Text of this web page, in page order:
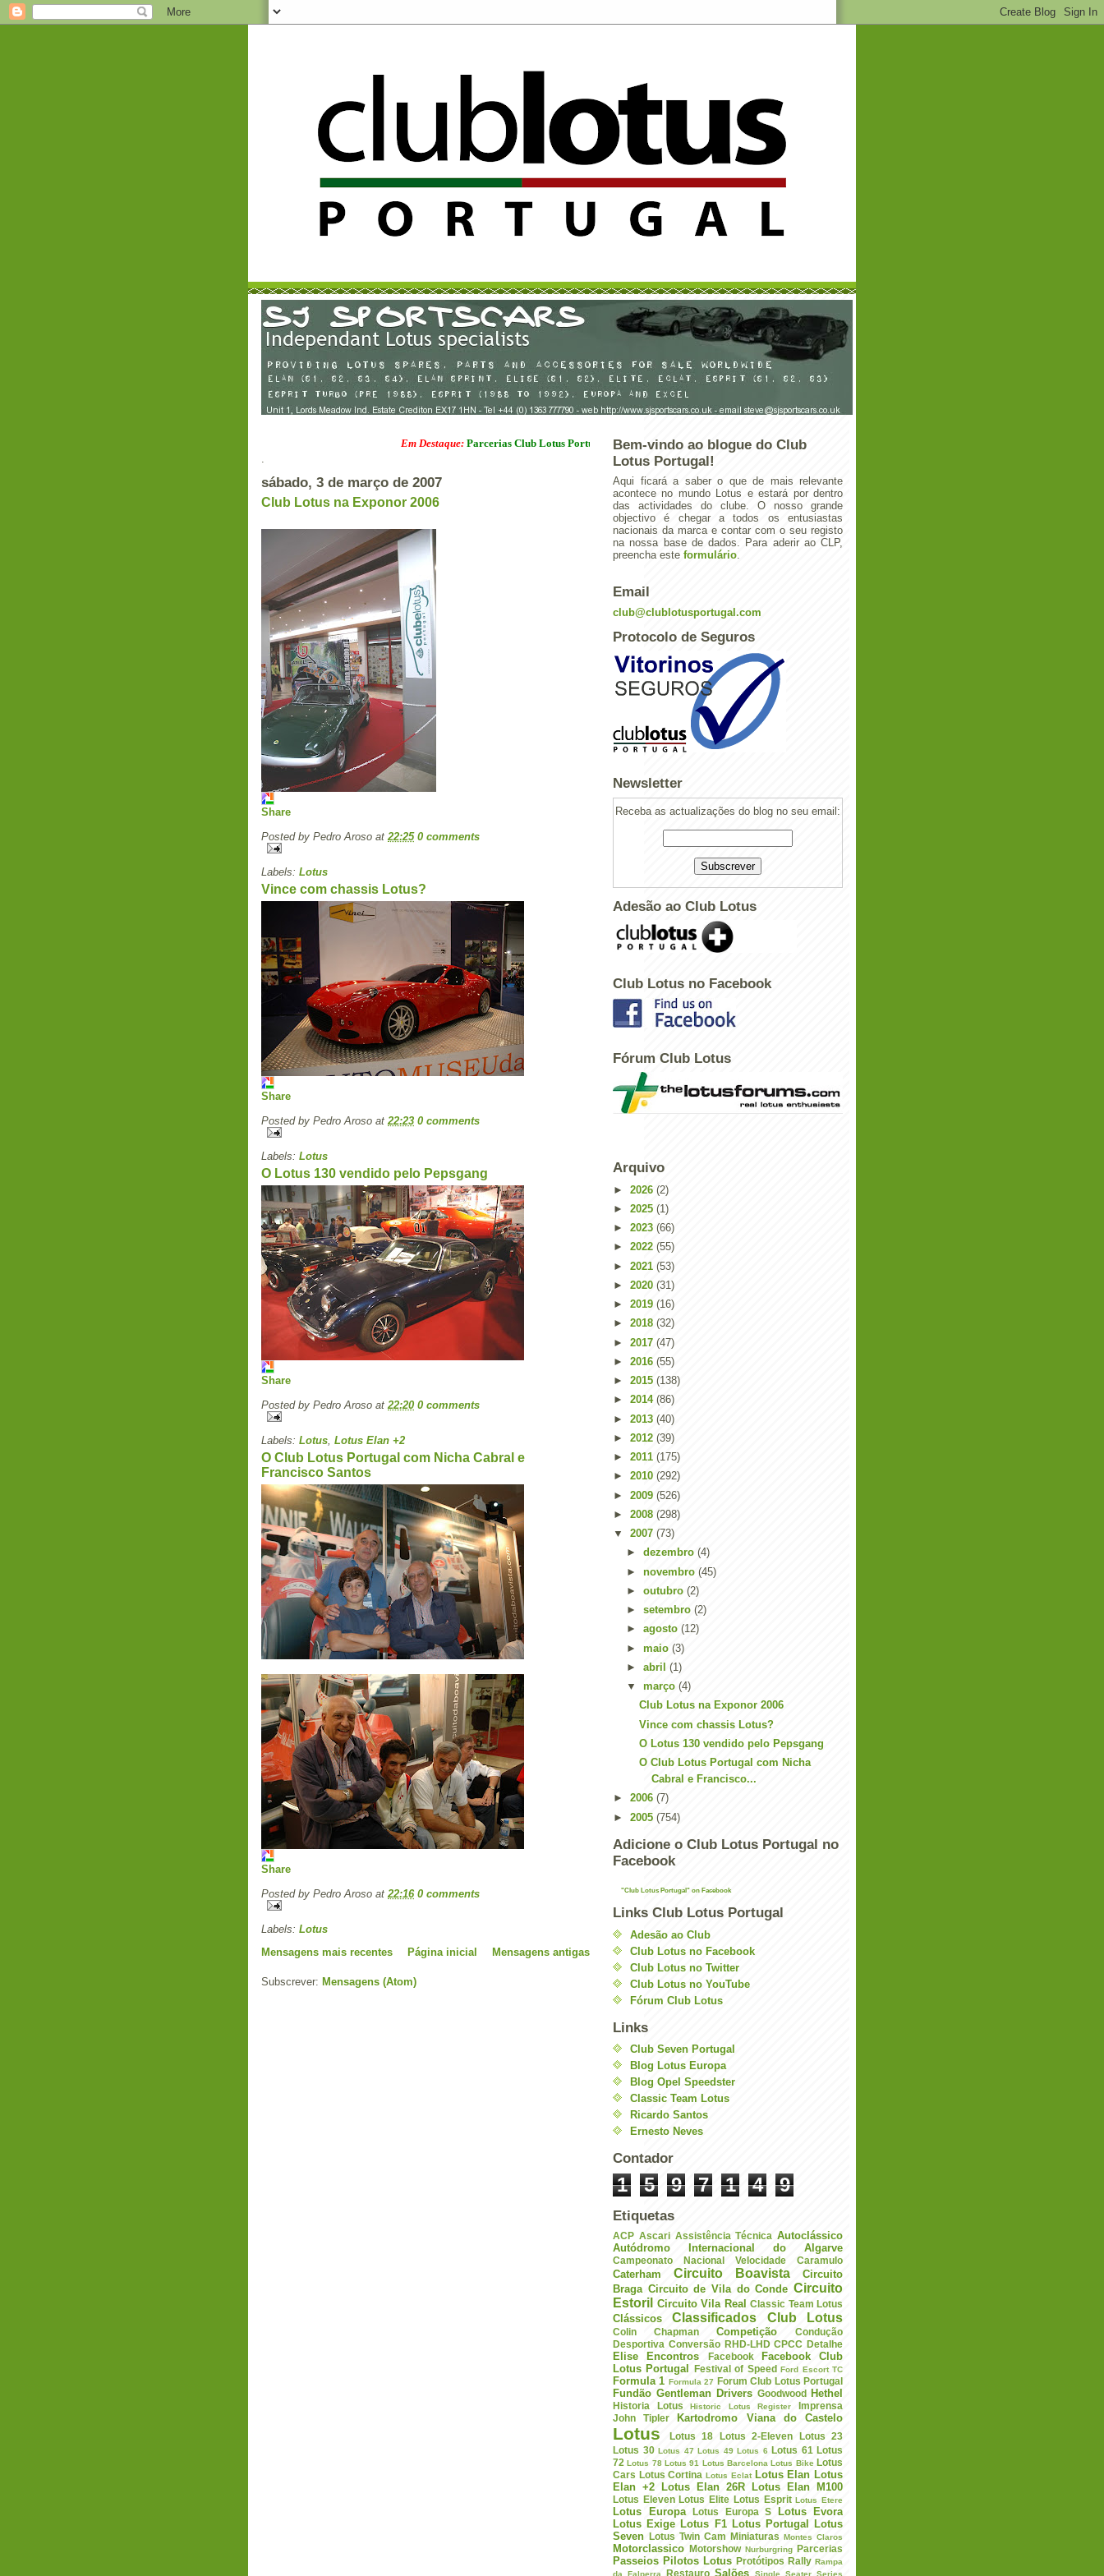
Em Destaque:Parcerias Club Lotus Portugal
sábado, 3 de março de 2007
Club Lotus na Exponor 2006
Share
Posted by Pedro Aroso at 22:25 0 comments
Labels: Lotus
Vince com chassis Lotus?
Share
Posted by Pedro Aroso at 22:23 0 comments
Labels: Lotus
O Lotus 130 vendido pelo Pepsgang
Share
Posted by Pedro Aroso at 22:20 0 comments
Labels: Lotus Lotus Elan +2
O Club Lotus Portugal com Nicha Cabral e
Francisco Santos
Share
Posted by Pedro Aroso at 22:16 0 comments
Labels: Lotus
Mensagens mais recentes
Mensagens antigas
Página inicial
Subscrever: Mensagens (Atom)
Bem-vindo ao blogue do Club
Lotus Portugal!
Aqui ficará a saber o que de mais relevante
acontece no mundo Lotus e estará por dentro
das actividades do clube. O nosso grande
objectivo é chegar a todos os entusiastas
nacionais da marca e contar com o seu registo
na nossa base de dados. Para aderir ao CLP,
preencha este formulário.
Email
club@clublotusportugal.com
Powered by
Protocolo de Seguros
Newsletter
Receba as actualizações do blog no seu email:
Adesão ao Club Lotus
Club Lotus no Facebook
Fórum Club Lotus
Arquivo
► 2026 (2)
► 2025 (1)
► 2023 (66)
► 2022 (55)
► 2021 (53)
► 2020 (31)
► 2019 (16)
► 2018 (32)
► 2017 (47)
► 2016 (55)
► 2015 (138)
► 2014 (86)
► 2013 (40)
► 2012 (39)
► 2011 (175)
► 2010 (292)
► 2009 (526)
► 2008 (298)
▼ 2007 (73)
► dezembro (4)
► novembro (45)
► outubro (2)
► setembro (2)
► agosto (12)
► maio (3)
► abril (1)
▼ março (4)
Club Lotus na Exponor 2006
Vince com chassis Lotus?
O Lotus 130 vendido pelo Pepsgang
O Club Lotus Portugal com Nicha
Cabral e Francisco...
► 2006 (7)
► 2005 (754)
Adicione o Club Lotus Portugal no
Facebook
"Club Lotus Portugal" on Facebook
Links Club Lotus Portugal
Adesão ao Club
Club Lotus no Facebook
Club Lotus no Twitter
Club Lotus no YouTube
Fórum Club Lotus
Links
Club Seven Portugal
Blog Lotus Europa
Blog Opel Speedster
Classic Team Lotus
Ricardo Santos
Ernesto Neves
Contador
1 5 9 7 1 4 9
Etiquetas
ACP Ascari Assistência Técnica Autoclássico
Autódromo Internacional do Algarve
Campeonato Nacional Velocidade Caramulo
Caterham Circuito Boavista
Circuito
Braga Circuito de Vila do Conde Circuito
Estoril Circuito Vila Real Classic Team Lotus
Clássicos Classificados Club Lotus
Colin Chapman Competição
Condução
Desportiva Conversão RHD-LHD CPCC Detalhe
Elise Encontros Facebook
Facebook Club
Lotus Portugal
Festival of Speed Ford Escort TC
Formula 1 Formula 27 Forum Club Lotus Portugal
Fundão Gentleman Drivers Goodwood Hethel
Historia Lotus Historic Lotus Register
Imprensa
John Tipler
Kartodromo Viana do Castelo
Lotus Lotus 18 Lotus 2-Eleven
Lotus 23
Lotus 30 Lotus 47 Lotus 49 Lotus 6 Lotus 61 Lotus
72 Lotus 78 Lotus 91 Lotus Barcelona Lotus Bike Lotus
Cars Lotus Cortina Lotus Eclat Lotus Elan Lotus
Elan +2
Lotus Elan 26R Lotus Elan M100
Lotus Eleven Lotus Elite Lotus Esprit Lotus Etere
Lotus Europa Lotus Europa S
Lotus Evora
Lotus Exige Lotus F1 Lotus Portugal
Lotus
Seven Lotus Twin Cam Miniaturas Montes Claros
Motorclassico Motorshow Nurburgring Parcerias
Passeios Pilotos Lotus Protótipos Rally Rampa
da Falperra
Restauro Salões Single Seater Series